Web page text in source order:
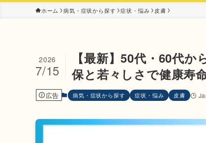
ホーム 病気・症状から探す 症状・悩み 皮膚
【最新】50代・60代
保と若々しさで健康寿
2026
7/15
広告 病気・症状から探す 症状・悩み 皮膚